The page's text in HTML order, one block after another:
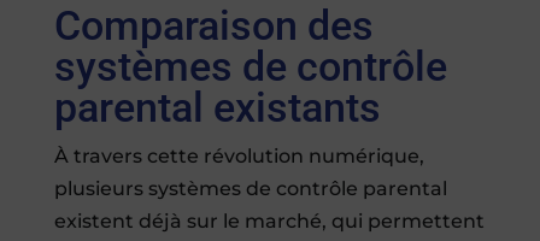
Comparaison des
systèmes de contrôle
parental existants
À travers cette révolution numérique,
plusieurs systèmes de contrôle parental
existent déjà sur le marché, qui permettent